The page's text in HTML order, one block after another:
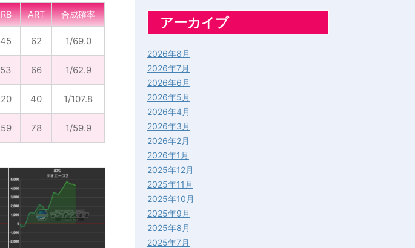
RB ART 合成確率
45 62 1/69.0
53 66 1/62.9
20 40 1/107.8
59 78 1/59.9
アーカイブ
2026年8月
2026年7月
2026年6月
2026年5月
2026年4月
2026年3月
2026年2月
2026年1月
2025年12月
2025年11月
2025年10月
2025年9月
2025年8月
2025年7月